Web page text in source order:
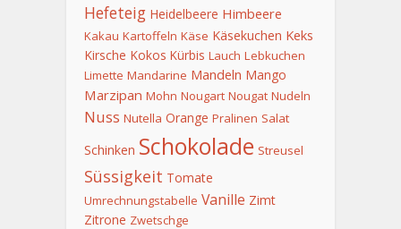
Hefeteig Heidelbeere Himbeere
Kakau Kartoffeln Käse Käsekuchen Keks
Kirsche Kokos Kürbis Lauch Lebkuchen
Limette Mandarine Mandeln Mango
Marzipan Mohn Nougart Nougat Nudeln
Nuss Nutella Orange Pralinen Salat
Schinken Schokolade Streusel
Süssigkeit Tomate
Umrechnungstabelle Vanille Zimt
Zitrone Zwetschge